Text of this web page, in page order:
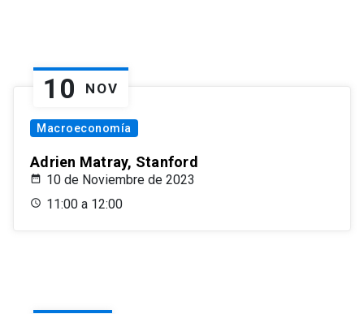
10 NOV
Macroeconomía
Adrien Matray, Stanford
10 de Noviembre de 2023
11:00 a 12:00